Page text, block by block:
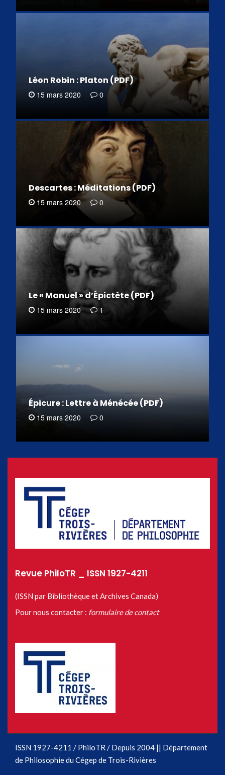
Léon Robin : Platon (PDF)
15 mars 2020 0
Descartes : Méditations (PDF)
15 mars 2020 0
Le « Manuel » d’Épictète (PDF)
15 mars 2020 1
Épicure : Lettre à Ménécée (PDF)
15 mars 2020 0
Revue PhiloTR _ ISSN 1927-4211
(ISSN par Bibliothèque et Archives Canada)
Pour nous contacter : formulaire de contact
ISSN 1927-4211 / PhiloTR / Depuis 2004 || Département
de Philosophie du Cégep de Trois-Rivières